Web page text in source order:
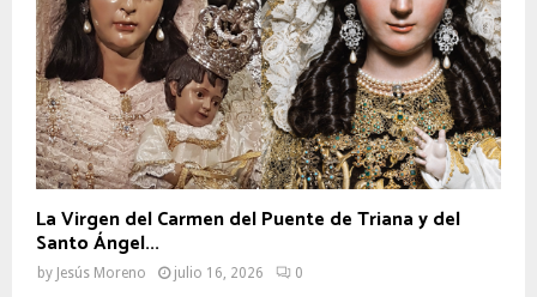
La Virgen del Carmen del Puente de Triana y del
Santo Ángel...
by Jesús Moreno julio 16, 2026 0